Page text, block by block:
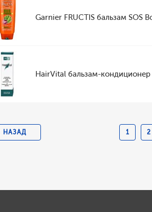
Garnier FRUCTIS бальзам SOS
HairVital бальзам-
НАЗАД 1 2